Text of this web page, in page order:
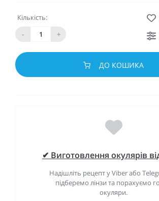
Кількість:
-
+
ДО КОШИКА
✔ Виготовлення окулярів
Надішліть рецепт у Viber або
підберемо лінзи та порахуємо
окуляри.